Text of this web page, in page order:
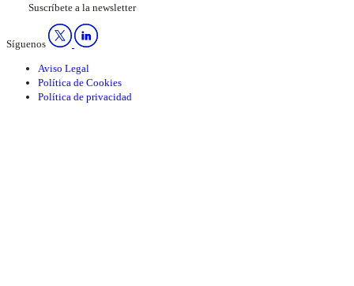
Suscríbete a la newsletter
Síguenos
Aviso Legal
Política de Cookies
Política de privacidad